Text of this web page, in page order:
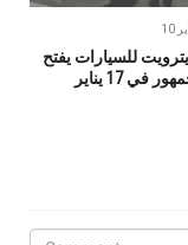
للسيارات يفتح
في 17 يناير